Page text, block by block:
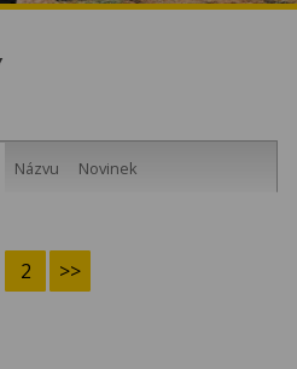
Názvu Novinek
2 >>